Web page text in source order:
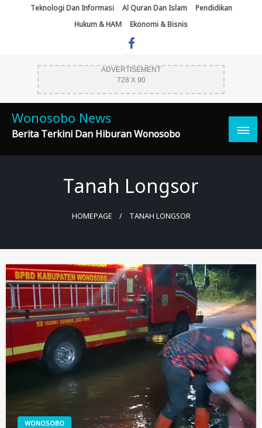
Teknologi Dan Informasi Al Quran Dan Islam
Pendidikan
Hukum & HAM
Ekonomi & Bisnis
ADVERTISEMENT
728 X 90
Wonosobo News
Berita Terkini Dan Hiburan Wonosobo
Tanah Longsor
HOMEPAGE TANAH LONGSOR
WONOSOBO